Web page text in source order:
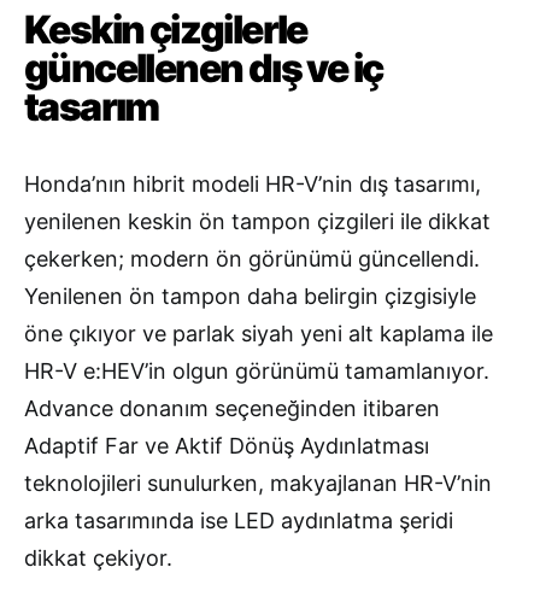
Keskin çizgilerle
güncellenen dış ve iç
tasarım
Honda’nın hibrit modeli HR-V’nin dış tasarımı,
yenilenen keskin ön tampon çizgileri ile dikkat
çekerken; modern ön görünümü güncellendi.
Yenilenen ön tampon daha belirgin çizgisiyle
öne çıkıyor ve parlak siyah yeni alt kaplama ile
HR-V e:HEV’in olgun görünümü tamamlanıyor.
Advance donanım seçeneğinden itibaren
Adaptif Far ve Aktif Dönüş Aydınlatması
teknolojileri sunulurken, makyajlanan HR-V’nin
arka tasarımında ise LED aydınlatma şeridi
dikkat çekiyor.